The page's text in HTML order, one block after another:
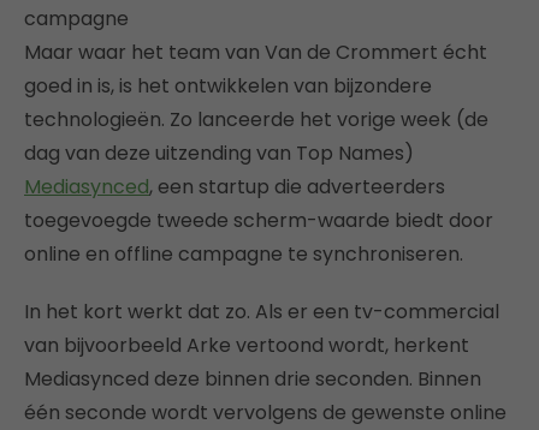
campagne
Maar waar het team van Van de Crommert écht
goed in is, is het ontwikkelen van bijzondere
technologieën. Zo lanceerde het vorige week (de
dag van deze uitzending van Top Names)
Mediasynced, een startup die adverteerders
toegevoegde tweede scherm-waarde biedt door
online en offline campagne te synchroniseren.
In het kort werkt dat zo. Als er een tv-commercial
van bijvoorbeeld Arke vertoond wordt, herkent
Mediasynced deze binnen drie seconden. Binnen
één seconde wordt vervolgens de gewenste online